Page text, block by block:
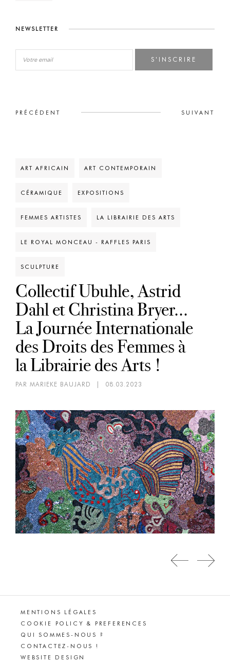
NEWSLETTER
S'INSCRIRE
PRÉCÉDENT SUIVANT
ART AFRICAIN ART CONTEMPORAIN
CÉRAMIQUE EXPOSITIONS
FEMMES ARTISTES LA LIBRAIRIE DES ARTS
LE ROYAL MONCEAU - RAFFLES PARIS
SCULPTURE
Collectif Ubuhle, Astrid
Dahl et Christina Bryer...
La Journée Internationale
des Droits des Femmes à
la Librairie des Arts !
PAR MARIEKE BAUJARD 08.03.2023
MENTIONS LÉGALES
COOKIE POLICY & PREFERENCES
QUI SOMMES-NOUS ?
CONTACTEZ-NOUS !
WEBSITE DESIGN